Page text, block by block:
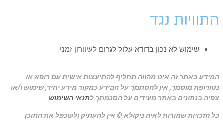
התוויות נגד
שימוש לא נכון בדודא עלול לגרום לעיוורון זמני.
המידע באתר זה אינו מהווה תחליף להתיעצות אישית עם רופא או
נטורופת מוסמך, אין להסתמך על המידע כמקור מידע יחיד, שימוש ו/או
צפיה בנתונים באתר מעידים על הסכמתך לתנאי השימוש
כל הזכויות שמורות לאיה ניקולא © אין להעתיק ולשכפל את התוכן